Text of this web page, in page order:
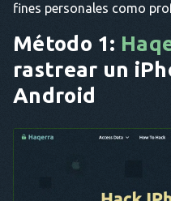
fines personales como
Método 1:
rastrear un
Android